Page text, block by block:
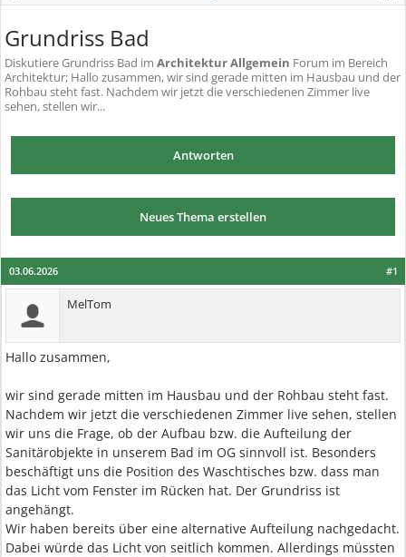
Grundriss Bad
DiskutiereGrundriss Bad im Architektur Allgemein Forum im Bereich
Architektur; Hallo zusammen, wir sind gerade mitten im Hausbau und der
Rohbau steht fast. Nachdem wir jetzt die verschiedenen Zimmer live
sehen, stellen wir...
Antworten
Neues Thema erstellen
#1
03.06.2026
MelTom
Hallo zusammen,
wir sind gerade mitten im Hausbau und der Rohbau steht fast.
Nachdem wir jetzt die verschiedenen Zimmer live sehen, stellen
wir uns die Frage, ob der Aufbau bzw. die Aufteilung der
Sanitärobjekte in unserem Bad im OG sinnvoll ist. Besonders
beschäftigt uns die Position des Waschtisches bzw. dass man
das Licht vom Fenster im Rücken hat. Der Grundriss ist
angehängt.
Wir haben bereits über eine alternative Aufteilung nachgedacht.
Dabei würde das Licht von seitlich kommen. Allerdings müssten